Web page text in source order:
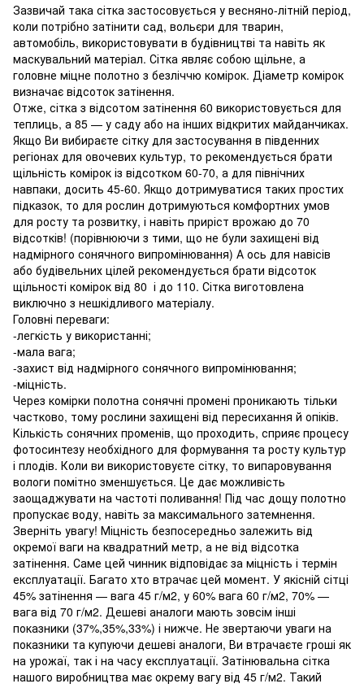
Зазвичай така сітка застосовується у весняно-літній період,
коли потрібно затінити сад, вольєри для тварин,
автомобіль, використовувати в будівництві та навіть як
маскувальний матеріал. Сітка являє собою щільне, а
головне міцне полотно з безліччю комірок. Діаметр комірок
визначає відсоток затінення.
Отже, сітка з відсотом затінення 60 використовується для
теплиць, а 85 — у саду або на інших відкритих майданчиках.
Якщо Ви вибираєте сітку для застосування в південних
регіонах для овочевих культур, то рекомендується брати
щільність комірок із відсотком 60-70, а для північних
навпаки, досить 45-60. Якщо дотримуватися таких простих
підказок, то для рослин дотримуються комфортних умов
для росту та розвитку, і навіть приріст врожаю до 70
відсотків! (порівнюючи з тими, що не були захищені від
надмірного сонячного випромінювання) А ось для навісів
або будівельних цілей рекомендується брати відсоток
щільності комірок від 80 і до 110. Сітка виготовлена
виключно з нешкідливого матеріалу.
Головні переваги:
-легкість у використанні;
-мала вага;
-захист від надмірного сонячного випромінювання;
-міцність.
Через комірки полотна сонячні промені проникають тільки
частково, тому рослини захищені від пересихання й опіків.
Кількість сонячних променів, що проходить, сприяє процесу
фотосинтезу необхідного для формування та росту культур
і плодів. Коли ви використовуєте сітку, то випаровування
вологи помітно зменшується. Це дає можливість
заощаджувати на частоті поливання! Під час дощу полотно
пропускає воду, навіть за максимального затемнення.
Зверніть увагу! Міцність безпосередньо залежить від
окремої ваги на квадратний метр, а не від відсотка
затінення. Саме цей чинник відповідає за міцність і термін
експлуатації. Багато хто втрачає цей момент. У якісній сітці
45% затінення — вага 45 г/м2, у 60% вага 60 г/м2, 70% —
вага від 70 г/м2. Дешеві аналоги мають зовсім інші
показники (37%,35%,33%) і нижче. Не звертаючи уваги на
показники та купуючи дешеві аналоги, Ви втрачаєте гроші як
на урожаї, так і на часу експлуатації. Затінювальна сітка
нашого виробництва має окрему вагу від 45 г/м2. Такий